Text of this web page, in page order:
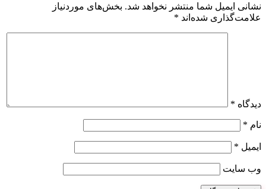
نشانی ایمیل شما منتشر نخواهد شد. بخش‌های موردنیاز
علامت‌گذاری شده‌اند *
دیدگاه *
نام *
ایمیل *
وب‌ سایت